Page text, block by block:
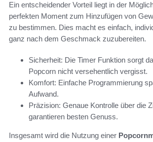
Ein entscheidender Vorteil liegt in der
perfekten Moment zum Hinzufügen von
zu bestimmen. Dies macht es einfach,
ganz nach dem Geschmack zuzubereiten.
Sicherheit: Die Timer Funktion sorgt
Popcorn nicht versehentlich vergisst.
Komfort: Einfache Programmierung
Aufwand.
Präzision: Genaue Kontrolle über die
garantieren besten Genuss.
Insgesamt wird die Nutzung einer